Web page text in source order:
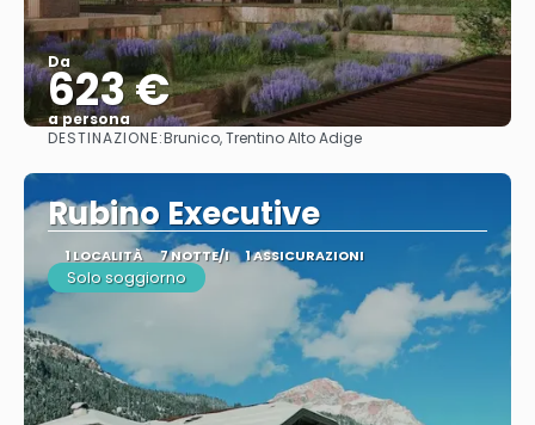
Da
623 €
a persona
Vedere
DESTINAZIONE:Brunico, Trentino Alto Adige
Rubino Executive
1 LOCALITÀ 7 NOTTE/I 1 ASSICURAZIONI
Solo soggiorno